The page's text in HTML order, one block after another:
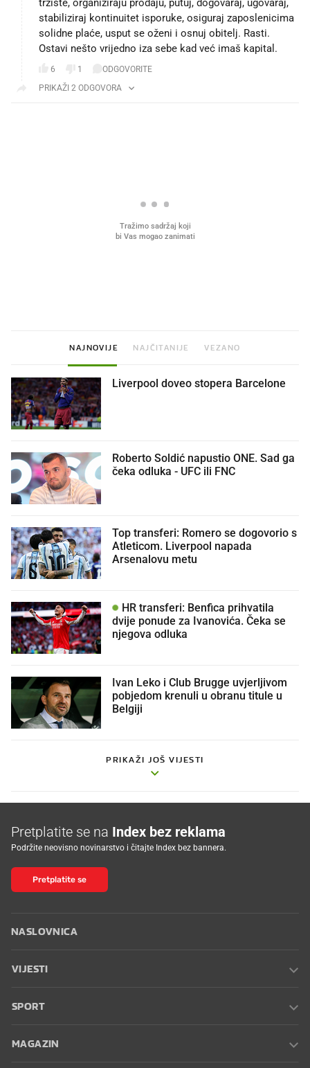
stabiliziraj kontinuitet isporuke, osiguraj zaposlenicima
solidne plaće, usput se oženi i osnuj obitelj. Rasti.
Ostavi nešto vrijedno iza sebe kad već imaš kapital.
6 1
ODGOVORITE
PRIKAŽI 2 ODGOVORA
NAJNOVIJE NAJČITANIJE VEZANO
Liverpool doveo stopera Barcelone
Roberto Soldić napustio ONE. Sad ga
čeka odluka - UFC ili FNC
Top transferi: Romero se dogovorio s
Atleticom. Liverpool napada
Arsenalovu metu
HR transferi: Benfica prihvatila
dvije ponude za Ivanovića. Čeka se
njegova odluka
Ivan Leko i Club Brugge uvjerljivom
pobjedom krenuli u obranu titule u
Belgiji
PRIKAŽI JOŠ VIJESTI
Pretplatite se na Index bez reklama
Podržite neovisno novinarstvo i čitajte Index bez bannera.
Pretplatite se
NASLOVNICA
VIJESTI
SPORT
MAGAZIN